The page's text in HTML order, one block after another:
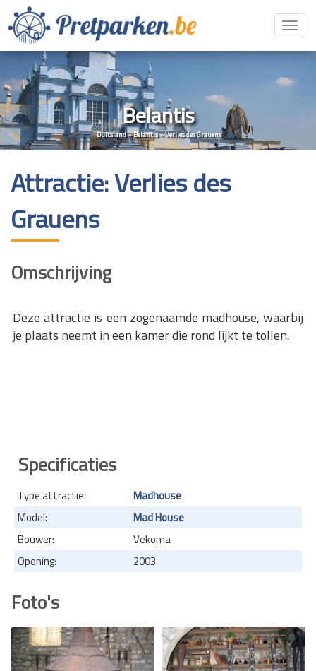
Belantis
Duitsland»Belantis»Verlies des Grauens
Attractie: Verlies des
Grauens
Omschrijving
Deze attractie is een zogenaamde madhouse, waarbij
je plaats neemt in een kamer die rond lijkt te tollen.
Specificaties
Type attractie:
Madhouse
Model:
Mad House
Bouwer:
Vekoma
Opening:
2003
Foto's